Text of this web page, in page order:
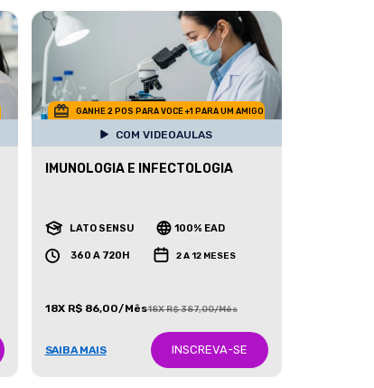
GANHE 2 POS PARA VOCE +1 PARA UM AMIGO
COM VIDEOAULAS
IMUNOLOGIA E INFECTOLOGIA
LATO SENSU 100% EAD
360 A 720H 2 A 12 MESES
18X R$ 86,00/Mês18X R$ 387,00/Mês
SAIBA MAIS INSCREVA-SE